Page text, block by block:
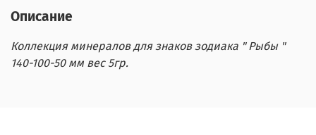
Описание
Коллекция минералов для знаков зодиака " Рыбы "
140-100-50 мм вес 5гр.